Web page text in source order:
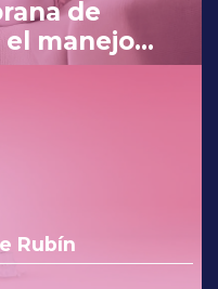
de
el manejo
vómito del
Rubín